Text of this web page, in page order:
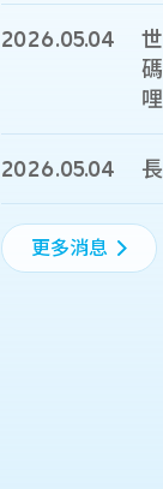
2026.05.04
2026.05.04
2026.05.08
2026長榮航
2026.05.01
【2026 長榮
更多消息